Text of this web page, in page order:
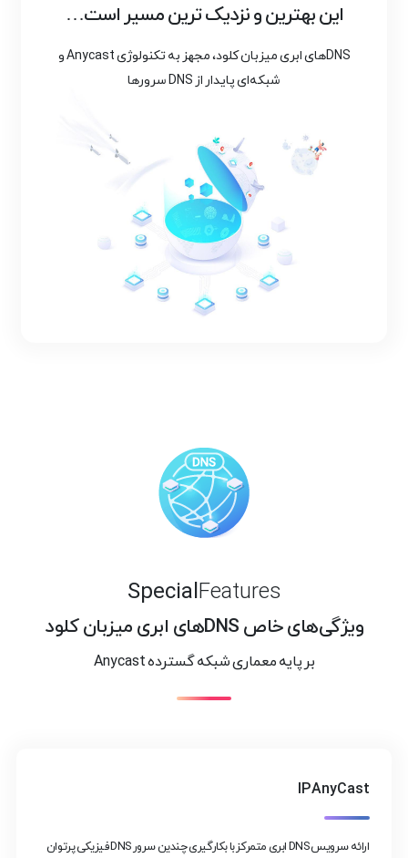
این بهترین و نزدیک ترین مسیر است…
DNS‌های ابری میزبان کلود، مجهز به تکنولوژی Anycast و
شبکه‌ای پایدار از DNS سرورها
SpecialFeatures
ویژگی‌های خاص DNS‌های ابری میزبان کلود
بر پایه معماری شبکه گسترده Anycast
IP AnyCast
ارائه سرویس DNS ابری متمرکز با بکارگیری چندین سرور DNS فیزیکی پرتوان